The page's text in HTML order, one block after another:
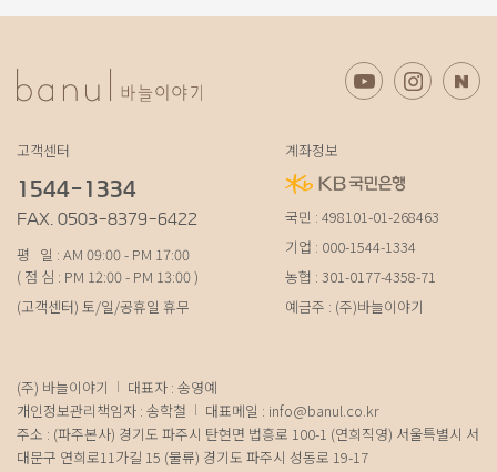
고객센터
1544-1334
FAX. 0503-8379-6422
평 일 : AM 09:00 - PM 17:00
( 점 심 : PM 12:00 - PM 13:00 )
(고객센터) 토/일/공휴일 휴무
계좌정보
국민 : 498101-01-268463
기업 : 000-1544-1334
농협 : 301-0177-4358-71
예금주 : (주)바늘이야기
(주) 바늘이야기
대표자 : 송영예
개인정보관리책임자 : 송학철
대표메일 : info@banul.co.kr
주소 : (파주본사) 경기도 파주시 탄현면 법흥로 100-1 (연희직영) 서울특별시 서
대문구 연희로11가길 15 (물류) 경기도 파주시 성동로 19-17